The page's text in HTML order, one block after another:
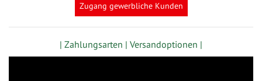
Zugang gewerbliche Kunden
| Zahlungsarten | Versandoptionen |